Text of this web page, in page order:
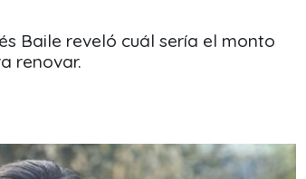
Baile reveló cuál sería el monto
renovar.